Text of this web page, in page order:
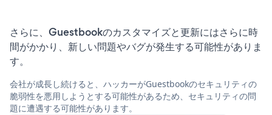
さらに、Guestbookのカスタマイズと更新にはさらに時
間がかかり、新しい問題やバグが発生する可能性がありま
す。
会社が成長し続けると、ハッカーがGuestbookのセキュリティの
脆弱性を悪用しようとする可能性があるため、セキュリティの問
題に遭遇する可能性があります。